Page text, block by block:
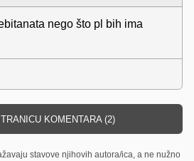
nego što pl bih ima
KOMENTARA (2)
stavove njihovih autora/ica, a ne nužno